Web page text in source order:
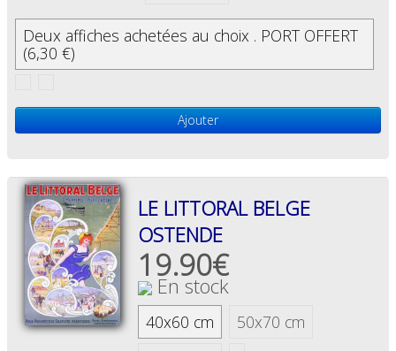
Deux affiches achetées au choix . PORT OFFERT
(6,30 €)
Ajouter
LE LITTORAL BELGE
OSTENDE
19.90€
En stock
40x60 cm
50x70 cm